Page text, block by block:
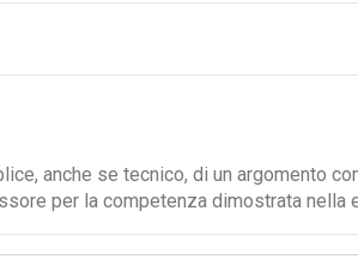
anche se tecnico, di un argomento
per la competenza dimostrata nella